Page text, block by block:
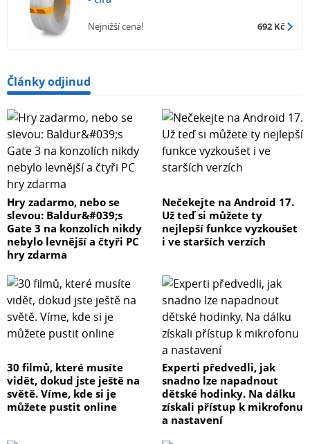
Nejnižší cena! 692 Kč
Články odjinud
Hry zadarmo, nebo se
slevou: Baldur&#039;s
Gate 3 na konzolích nikdy
nebylo levnější a čtyři PC
hry zdarma
Nečekejte na Android 17.
Už teď si můžete ty
nejlepší funkce vyzkoušet
i ve starších verzích
30 filmů, které musíte
vidět, dokud jste ještě na
světě. Víme, kde si je
můžete pustit online
Experti předvedli, jak
snadno lze napadnout
dětské hodinky. Na dálku
získali přístup k mikrofonu
a nastavení